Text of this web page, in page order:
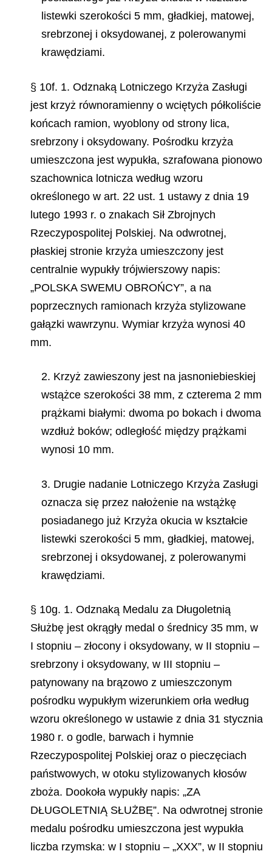
listewki szerokości 5 mm, gładkiej, matowej,
srebrzonej i oksydowanej, z polerowanymi
krawędziami.
§ 10f. 1. Odznaką Lotniczego Krzyża Zasługi
jest krzyż równoramienny o wciętych półkoliście
końcach ramion, wyoblony od strony lica,
srebrzony i oksydowany. Pośrodku krzyża
umieszczona jest wypukła, szrafowana pionowo
szachownica lotnicza według wzoru
określonego w art. 22 ust. 1 ustawy z dnia 19
lutego 1993 r. o znakach Sił Zbrojnych
Rzeczypospolitej Polskiej. Na odwrotnej,
płaskiej stronie krzyża umieszczony jest
centralnie wypukły trójwierszowy napis:
„POLSKA SWEMU OBROŃCY”, a na
poprzecznych ramionach krzyża stylizowane
gałązki wawrzynu. Wymiar krzyża wynosi 40
mm.
2. Krzyż zawieszony jest na jasnoniebieskiej
wstążce szerokości 38 mm, z czterema 2 mm
prążkami białymi: dwoma po bokach i dwoma
wzdłuż boków; odległość między prążkami
wynosi 10 mm.
3. Drugie nadanie Lotniczego Krzyża Zasługi
oznacza się przez nałożenie na wstążkę
posiadanego już Krzyża okucia w kształcie
listewki szerokości 5 mm, gładkiej, matowej,
srebrzonej i oksydowanej, z polerowanymi
krawędziami.
§ 10g. 1. Odznaką Medalu za Długoletnią
Służbę jest okrągły medal o średnicy 35 mm, w
I stopniu – złocony i oksydowany, w II stopniu –
srebrzony i oksydowany, w III stopniu –
patynowany na brązowo z umieszczonym
pośrodku wypukłym wizerunkiem orła według
wzoru określonego w ustawie z dnia 31 stycznia
1980 r. o godle, barwach i hymnie
Rzeczypospolitej Polskiej oraz o pieczęciach
państwowych, w otoku stylizowanych kłosów
zboża. Dookoła wypukły napis: „ZA
DŁUGOLETNIĄ SŁUŻBĘ”. Na odwrotnej stronie
medalu pośrodku umieszczona jest wypukła
liczba rzymska: w I stopniu – „XXX”, w II stopniu